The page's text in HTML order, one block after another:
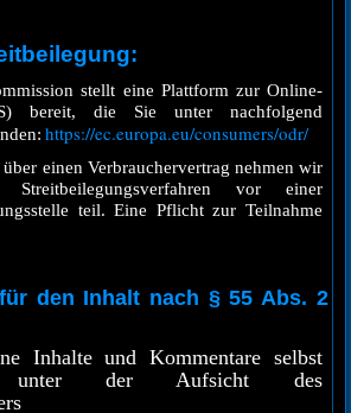
stellt eine Plattform zur Online-
bereit, die Sie unter nachfolgend
https://ec.europa.eu/consumers/odr/
einen Verbrauchervertrag nehmen wir
vor einer
teil. Eine Pflicht zur Teilnahme
den Inhalt nach § 55 Abs. 2
Inhalte und Kommentare selbst
unter der Aufsicht des